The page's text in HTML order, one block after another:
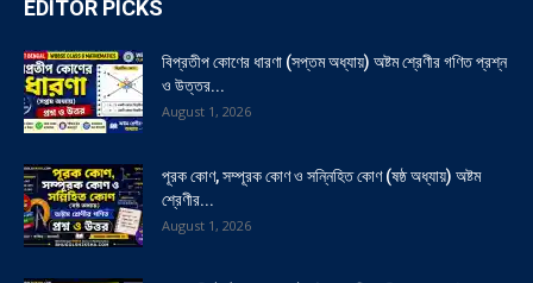
EDITOR PICKS
বিপ্রতীপ কোণের ধারণা (সপ্তম অধ্যায়) অষ্টম শ্রেণীর গণিত প্রশ্ন
ও উত্তর...
August 1, 2026
পূরক কোণ, সম্পূরক কোণ ও সন্নিহিত কোণ (ষষ্ঠ অধ্যায়) অষ্টম
শ্রেণীর...
August 1, 2026